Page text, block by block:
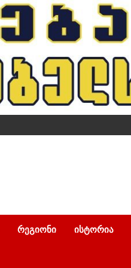
ᲠᲔᲒᲘᲝᲜᲘ ᲘᲡᲢᲝᲠᲘᲐ